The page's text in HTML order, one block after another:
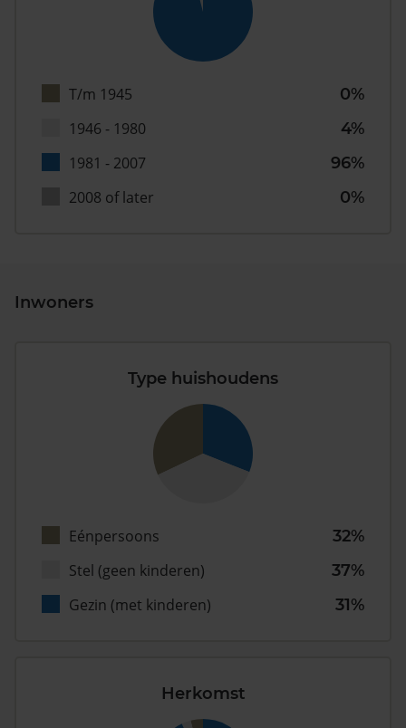
T/m 1945
0%
1946 - 1980
4%
1981 - 2007
96%
2008 of later
0%
Inwoners
Type huishoudens
Eénpersoons
32%
Stel (geen kinderen)
37%
Gezin (met kinderen)
31%
Herkomst